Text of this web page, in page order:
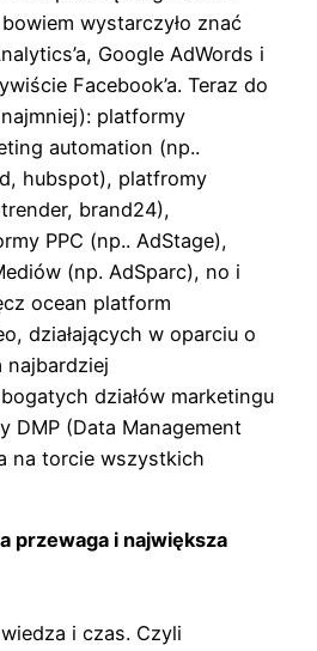
wystarczyło znać
Google AdWords i
Facebook’a. Teraz do
platformy
automation (np..
hubspot), platfromy
brand24),
PPC (np.. AdStage),
(np. AdSparc), no i
ocean platform
działających w oparciu o
najbardziej
działów marketingu
DMP (Data Management
na torcie wszystkich
przewaga i największa
i czas. Czyli